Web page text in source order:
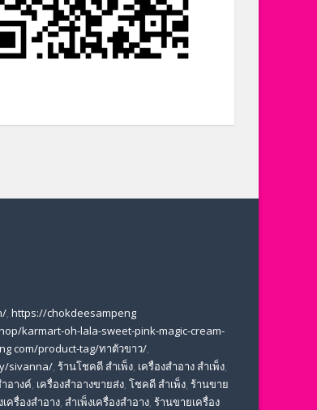
, https://chokdeesampeng
karmart-oh-lala-sweet-pink-magic-cream-
com/product-tag/ทาตัวขาว/,
sivanna/, ร้านโชคดี สําเพ็ง, เครื่องสำอาง สำเพ็ง,
อางค์, เครื่องสำอางขายส่ง, โชคดี สําเพ็ง, ร้านขาย
ครื่องสำอาง, สําเพ็งเครื่องสําอาง, ร้านขายเครื่อง